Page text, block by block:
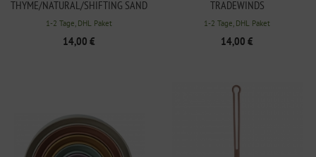
THYME/NATURAL/SHIFTING SAND
1-2 Tage, DHL Paket
14,00 €
TRADEWINDS
1-2 Tage, DHL Paket
14,00 €